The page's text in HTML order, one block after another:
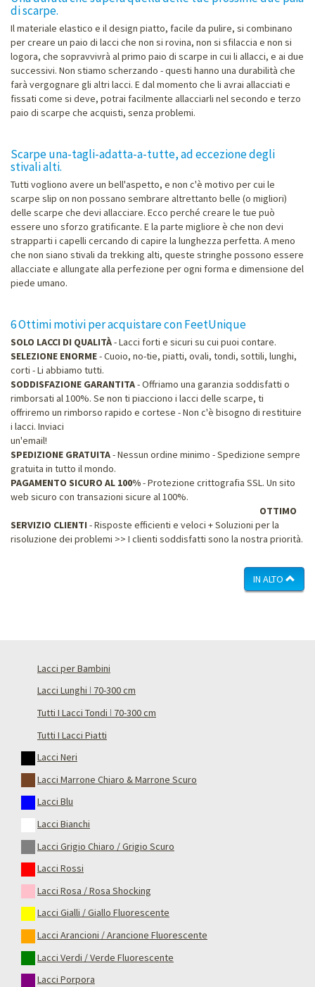
di scarpe.
Il materiale elastico e il design piatto, facile da pulire, si combinano
per creare un paio di lacci che non si rovina, non si sfilaccia e non si
logora, che sopravvivrà al primo paio di scarpe in cui li allacci, e ai due
successivi. Non stiamo scherzando - questi hanno una durabilità che
farà vergognare gli altri lacci. E dal momento che li avrai allacciati e
fissati come si deve, potrai facilmente allacciarli nel secondo e terzo
paio di scarpe che acquisti, senza problemi.
Scarpe una-tagli-adatta-a-tutte, ad eccezione degli
stivali alti.
Tutti vogliono avere un bell'aspetto, e non c'è motivo per cui le
scarpe slip on non possano sembrare altrettanto belle (o migliori)
delle scarpe che devi allacciare. Ecco perché creare le tue può
essere uno sforzo gratificante. E la parte migliore è che non devi
strapparti i capelli cercando di capire la lunghezza perfetta. A meno
che non siano stivali da trekking alti, queste stringhe possono essere
allacciate e allungate alla perfezione per ogni forma e dimensione del
piede umano.
6 Ottimi motivi per acquistare con FeetUnique
SOLO LACCI DI QUALITÀ- Lacci forti e sicuri su cui puoi contare.
SELEZIONE ENORME- Cuoio, no-tie, piatti, ovali, tondi, sottili, lunghi,
corti - Li abbiamo tutti.
SODDISFAZIONE GARANTITA- Offriamo una garanzia soddisfatti o
rimborsati al 100%. Se non ti piacciono i lacci delle scarpe, ti
offriremo un rimborso rapido e cortese - Non c'è bisogno di restituire
i lacci. Inviaci
SPEDIZIONE GRATUITA- Nessun ordine minimo - Spedizione sempre
gratuita in tutto il mondo.
PAGAMENTO SICURO AL 100%- Protezione crittografia SSL. Un sito
web sicuro con transazioni sicure al 100%.
OTTIMO
SERVIZIO CLIENTI - Risposte efficienti e veloci + Soluzioni per la
risoluzione dei problemi >> I clienti soddisfatti sono la nostra priorità.
IN ALTO
Lacci per Bambini
Lacci Lunghi ǀ 70-300 cm
Tutti I Lacci Tondi ǀ 70-300 cm
Tutti I Lacci Piatti
Lacci Neri
Lacci Marrone Chiaro & Marrone Scuro
Lacci Blu
Lacci Bianchi
Lacci Grigio Chiaro / Grigio Scuro
Lacci Rossi
Lacci Rosa / Rosa Shocking
Lacci Gialli / Giallo Fluorescente
Lacci Arancioni / Arancione Fluorescente
Lacci Verdi / Verde Fluorescente
Lacci Porpora